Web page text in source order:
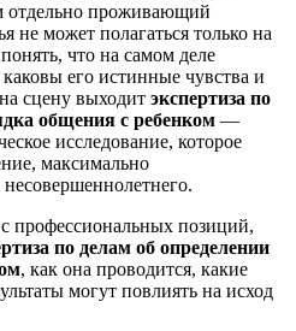
отдельно проживающий
не может полагаться только на
что на самом деле
его истинные чувства и
сцену выходит экспертиза по
общения с ребенком —
исследование, которое
максимально
профессиональных позиций,
по делам об определении
, как она проводится, какие
могут повлиять на исход